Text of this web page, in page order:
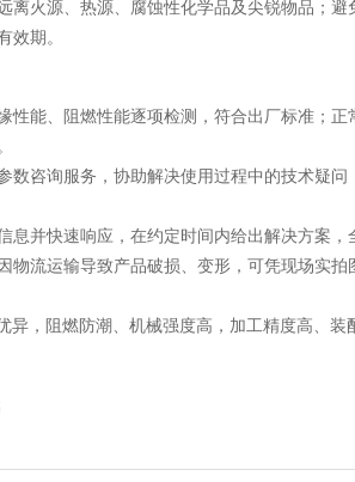
离火源、热源、腐蚀性化学品及尖锐物品；
效期。
性能、阻燃性能逐项检测，符合出厂标准；正
数咨询服务，协助解决使用过程中的技术疑
并快速响应，在约定时间内给出解决方案，
物流运输导致产品破损、变形，可凭现场实
异，阻燃防潮、机械强度高，加工精度高、